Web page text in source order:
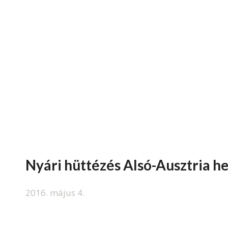
Nyári hüttézés Alsó-Ausztria
2016. május 4.